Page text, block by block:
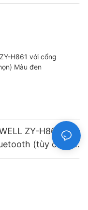
ZY-H861 với
(tùy chọn)